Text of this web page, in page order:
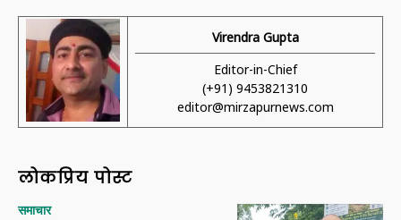
Virendra Gupta
Editor-in-Chief
(+91) 9453821310
editor@mirzapurnews.com
लोकप्रिय पोस्ट
समाचार